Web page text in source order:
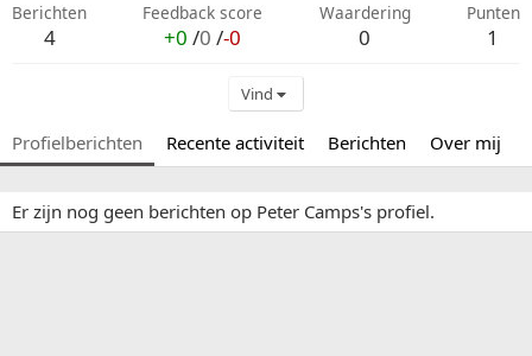
Berichten
4
Feedback score
+0 /0 /-0
Waardering
0
Punten
1
Vind
Profielberichten Recente activiteit Berichten Over mij
Er zijn nog geen berichten op Peter Camps's profiel.